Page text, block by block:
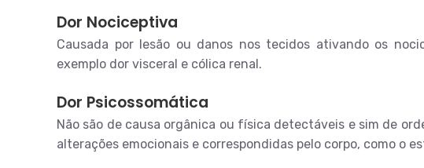
Dor Nociceptiva
Causada por lesão ou danos nos tecidos ativando os
exemplo dor visceral e cólica renal.
Dor Psicossomática
Não são de causa orgânica ou física detectáveis e sim de
alterações emocionais e correspondidas pelo corpo, como o